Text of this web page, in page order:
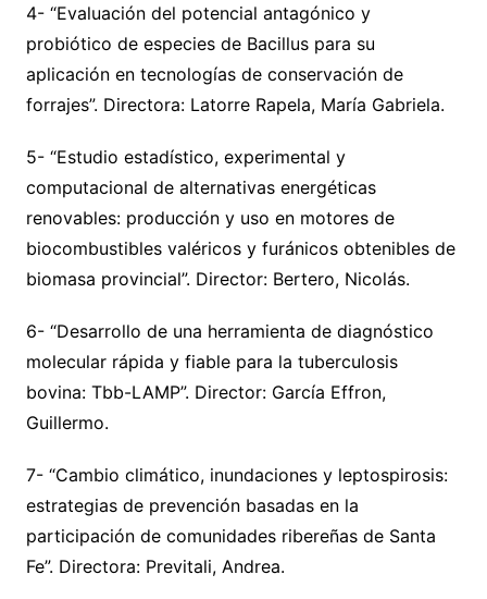
4- “Evaluación del potencial antagónico y
probiótico de especies de Bacillus para su
aplicación en tecnologías de conservación de
forrajes”. Directora: Latorre Rapela, María Gabriela.
5- “Estudio estadístico, experimental y
computacional de alternativas energéticas
renovables: producción y uso en motores de
biocombustibles valéricos y furánicos obtenibles de
biomasa provincial”. Director: Bertero, Nicolás.
6- “Desarrollo de una herramienta de diagnóstico
molecular rápida y fiable para la tuberculosis
bovina: Tbb-LAMP”. Director: García Effron,
Guillermo.
7- “Cambio climático, inundaciones y leptospirosis:
estrategias de prevención basadas en la
participación de comunidades ribereñas de Santa
Fe”. Directora: Previtali, Andrea.